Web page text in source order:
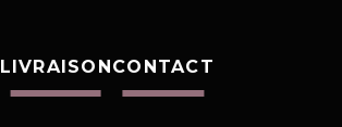
LIVRAISONCONTACT